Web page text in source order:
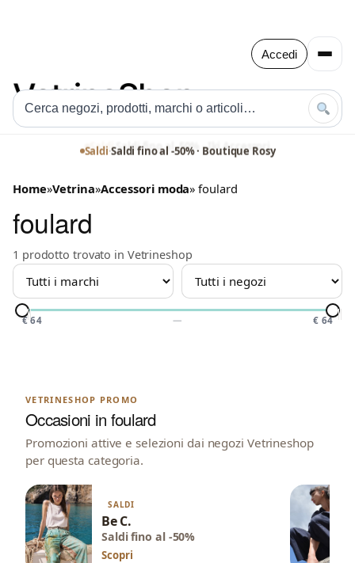
Accedi
Saldi·Saldi fino al -50% · Iki Accessori
Saldi·Saldi fino al -50% · Boutique Rosy
Home»Vetrina»Accessori moda» foulard
foulard
1 prodotto trovato in Vetrineshop
MARCHIO NEGOZIO
PREZZO
€ 64 — € 64
VETRINESHOP PROMO
Occasioni in foulard
Promozioni attive e selezioni dai negozi Vetrineshop
per questa categoria.
SALDI
Be C.
Saldi fino al -50%
Scopri